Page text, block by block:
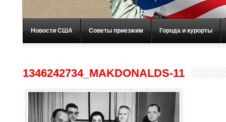
Новости США Советы приезжим Города и курорты
1346242734_MAKDONALDS-11